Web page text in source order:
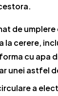
de
la cerere,
cu apa
unei astfel
a